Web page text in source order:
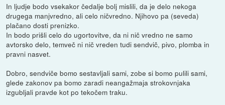
In ljudje bodo vsekakor čedalje bolj mislili, da je delo nekoga
drugega manjvredno, ali celo ničvredno. Njihovo pa (seveda)
plačano dosti prenizko.
In bodo prišli celo do ugortovitve, da ni nič vredno ne samo
avtorsko delo, temveč ni nič vreden tudi sendvič, pivo, plomba in
pravni nasvet.
Dobro, sendviče bomo sestavljali sami, zobe si bomo pulili sami,
glede zakonov pa bomo zaradi neangažmaja strokovnjaka
izgubljali pravde kot po tekočem traku.